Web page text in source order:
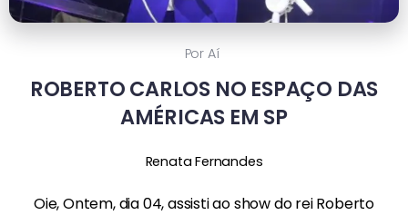
Por Aí
ROBERTO CARLOS NO ESPAÇO DAS
AMÉRICAS EM SP
Renata Fernandes
Oie, Ontem, dia 04, assisti ao show do rei Roberto